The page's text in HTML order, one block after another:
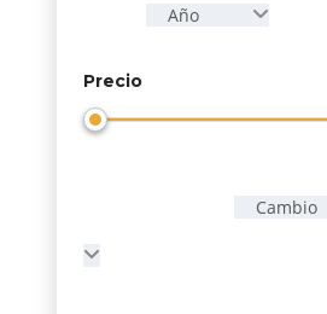
Año
Precio
Cambio